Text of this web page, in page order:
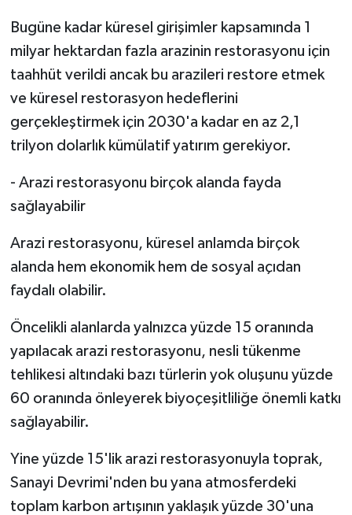
Bugüne kadar küresel girişimler kapsamında 1
milyar hektardan fazla arazinin restorasyonu için
taahhüt verildi ancak bu arazileri restore etmek
ve küresel restorasyon hedeflerini
gerçekleştirmek için 2030'a kadar en az 2,1
trilyon dolarlık kümülatif yatırım gerekiyor.
- Arazi restorasyonu birçok alanda fayda
sağlayabilir
Arazi restorasyonu, küresel anlamda birçok
alanda hem ekonomik hem de sosyal açıdan
faydalı olabilir.
Öncelikli alanlarda yalnızca yüzde 15 oranında
yapılacak arazi restorasyonu, nesli tükenme
tehlikesi altındaki bazı türlerin yok oluşunu yüzde
60 oranında önleyerek biyoçeşitliliğe önemli katkı
sağlayabilir.
Yine yüzde 15'lik arazi restorasyonuyla toprak,
Sanayi Devrimi'nden bu yana atmosferdeki
toplam karbon artışının yaklaşık yüzde 30'una